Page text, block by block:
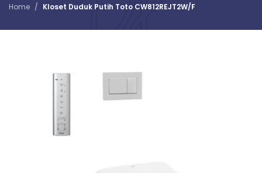
Home Kloset Duduk Putih Toto CW812REJT2W/F